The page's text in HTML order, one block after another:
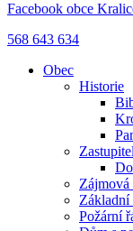
Facebook obce
568 643 634
Obec
Historie
Zájmová
Základní
Požární